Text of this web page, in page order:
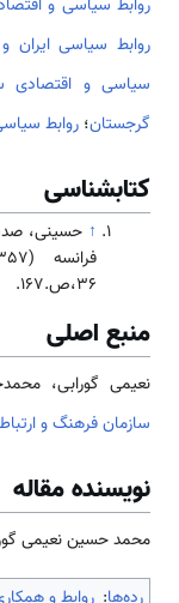
روابط سیاسی و
روابط سیاسی ایران و
سیاسی و اقتصادی
گرجستان؛ روابط
کتابشناسی
↑
36،ص.167.
منبع اصلی
نعیمی گورابی، محمدحسین(1392).
سازمان فرهنگ و
نویسنده مقاله
محمد حسین نعیمی